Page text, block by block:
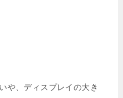
や、ディスプレイの大き